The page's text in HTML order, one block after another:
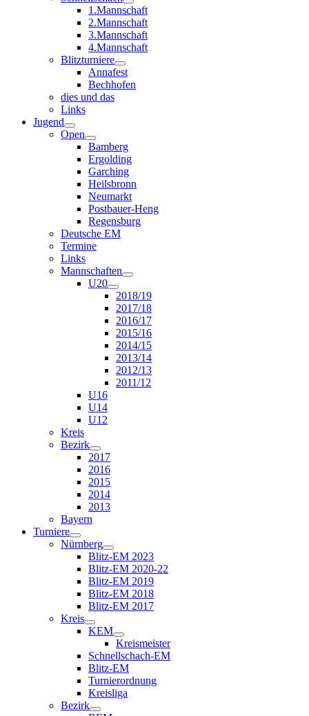
1.Mannschaft
2.Mannschaft
3.Mannschaft
4.Mannschaft
Blitzturniere
Annafest
Bechhofen
dies und das
Links
Jugend
Open
Bamberg
Ergolding
Garching
Heilsbronn
Neumarkt
Postbauer-Heng
Regensburg
Deutsche EM
Termine
Links
Mannschaften
U20
2018/19
2017/18
2016/17
2015/16
2014/15
2013/14
2012/13
2011/12
U16
U14
U12
Kreis
Bezirk
2017
2016
2015
2014
2013
Bayern
Turniere
Nürnberg
Blitz-EM 2023
Blitz-EM 2020-22
Blitz-EM 2019
Blitz-EM 2018
Blitz-EM 2017
Kreis
KEM
Kreismeister
Schnellschach-EM
Blitz-EM
Turnierordnung
Kreisliga
Bezirk